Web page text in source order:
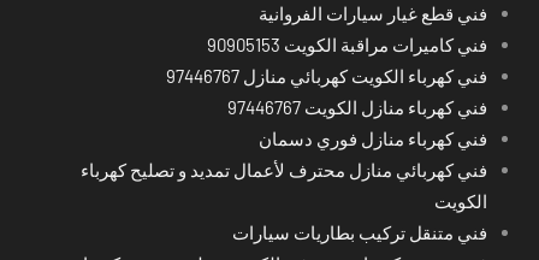
فني قطع غيار سيارات الفروانية
فني كاميرات مراقبة الكويت 90905153
فني كهرباء الكويت كهربائي منازل 97446767
فني كهرباء منازل الكويت 97446767
فني كهرباء منازل فوري دسمان
فني كهربائي منازل محترف لأعمال تمديد و تصليح كهرباء
الكويت
فني متنقل تركيب بطاريات سيارات